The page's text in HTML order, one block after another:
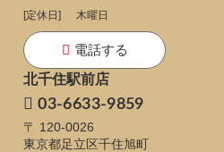
[定休日]
木曜日
電話する
北千住駅前店
03-6633-9859
〒 120-0026
東京都足立区千住旭町